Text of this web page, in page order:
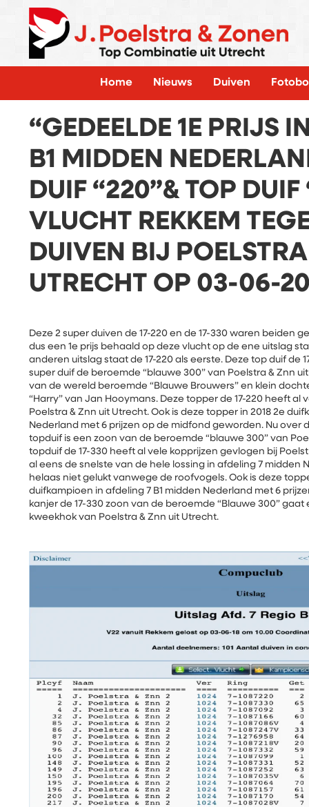
Home Nieuws Duiven
“GEDEELDE 1E PRIJS
B1 MIDDEN
DUIF “220”& TOP
VLUCHT REKKEM
DUIVEN BIJ
UTRECHT OP 03-06-
Deze 2 super duiven de 17-220 en de 17-330 waren beiden
dus een 1e prijs behaald op deze vlucht op de ene uitslag
anderen uitslag staat de 17-220 als eerste. Deze top duif de
super duif de beroemde “blauwe 300” van Poelstra & Znn
van de wereld beroemde “Blauwe Brouwers” en klein
“Harry” van Jan Hooymans. Deze topper de 17-220 heeft al
Poelstra & Znn uit Utrecht. Ook is deze topper in 2018 2e
Nederland met 6 prijzen op de midfond geworden. Nu over
topduif is een zoon van de beroemde “blauwe 300” van
topduif de 17-330 heeft al vele kopprijzen gevlogen bij
al eens de snelste van de hele lossing in afdeling 7 midden
helaas niet gelukt vanwege de roofvogels. Ook is deze
duifkampioen in afdeling 7 B1 midden Nederland met 6
kanjer de 17-330 zoon van de beroemde “Blauwe 300”
kweekhok van Poelstra & Znn uit Utrecht.